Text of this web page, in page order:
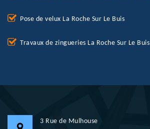
Pose de velux La Roche Sur Le Buis
Travaux de zingueries La Roche Sur Le Buis
3 Rue de Mulhouse